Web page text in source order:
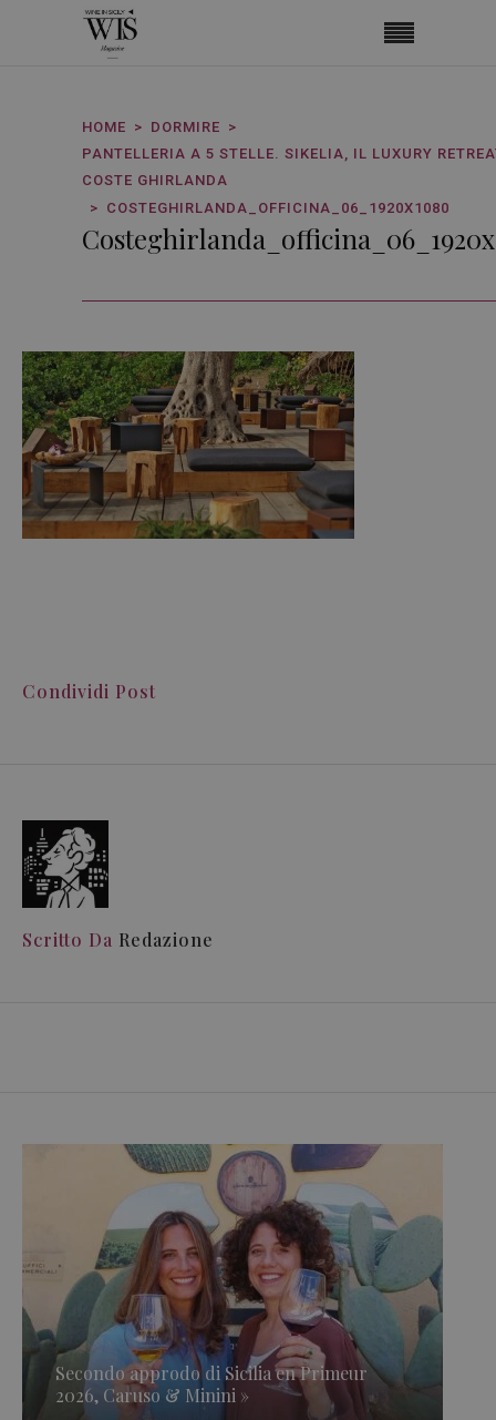
HOME
DORMIRE
PANTELLERIA A 5 STELLE. SIKELIA, IL LUXURY
COSTE GHIRLANDA
COSTEGHIRLANDA_OFFICINA_06_1920X1080
Condividi Post
Scritto Da Redazione
Secondo approdo di Sicilia en Primeur
2026, Caruso & Minini »